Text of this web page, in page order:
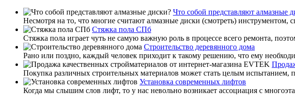
Что собой представляют алмазные
Несмотря на то, что многие считают алмазные диски (смотреть)
Стяжка пола СПб
Стяжка пола играет чуть не самую важную роль в процессе всего ремонта,
Строительство деревянного дома
Рано или поздно, каждый человек приходит к такому решению, что ему
Покупка различных строительных материалов может стать целым испытанием,
Установка современных лифтов
Когда мы слышим слов лифт, то у нас невольно возникает ассоциация с